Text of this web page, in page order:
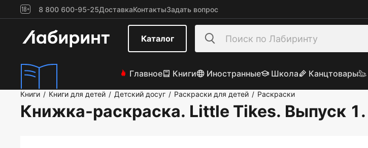
8 800 600-95-25ДоставкаКонтактыЗадать вопрос
Каталог
Главное Книги Иностранные Школа Канцтовары
Книги / Книги для детей / Детский досуг / Раскраски для детей / Раскраски
Книжка-раскраска. Little Tikes. Выпуск